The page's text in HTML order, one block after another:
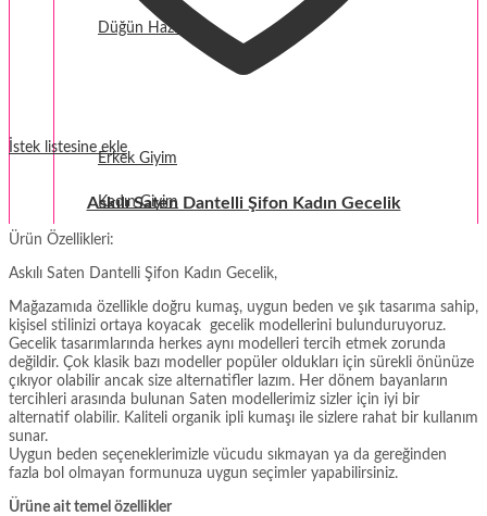
Düğün Hazırlığı
Erkek Giyim
Kadın Giyim
İstek listesine ekle
Askılı Saten Dantelli Şifon Kadın Gecelik
Ürün Özellikleri:
Askılı Saten Dantelli Şifon Kadın Gecelik,
Mağazamıda özellikle doğru kumaş, uygun beden ve şık tasarıma sahip,
kişisel stilinizi ortaya koyacak gecelik modellerini bulunduruyoruz.
Gecelik tasarımlarında herkes aynı modelleri tercih etmek zorunda
değildir. Çok klasik bazı modeller popüler oldukları için sürekli önünüze
çıkıyor olabilir ancak size alternatifler lazım. Her dönem bayanların
tercihleri arasında bulunan Saten modellerimiz sizler için iyi bir
alternatif olabilir. Kaliteli organik ipli kumaşı ile sizlere rahat bir kullanım
sunar.
Uygun beden seçeneklerimizle vücudu sıkmayan ya da gereğinden
fazla bol olmayan formunuza uygun seçimler yapabilirsiniz.
Ürüne ait temel özellikler